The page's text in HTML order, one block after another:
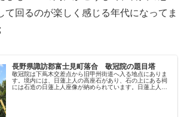
て回るのが楽しく感じる年代になってま
長野県諏訪郡富士見町落合 敬冠院の題目塔
敬冠院は下蔦木交差点から旧甲州街道へ入る地点にありま
す。境内には、日蓮上人の高座石があり、石の上にある祠
には石造の日蓮上人座像が納められています。日蓮上人の